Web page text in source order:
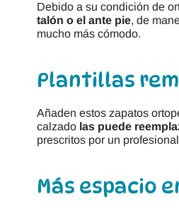
Debido a su condición de
talón o el ante pie, de
mucho más cómodo.
Plantillas
Añaden estos zapatos
calzado las puede
prescritos por un
Más espacio